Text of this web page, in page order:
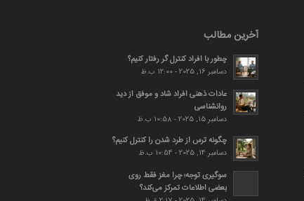
آخرین مطالب
چطور با افراد کنترل گر رفتار کنیم؟
دسامبر 16, 2025 - 12:00 ب.ظ
عادات ذهنی افراد شاد و موفق از دید
روانشناسی
دسامبر 15, 2025 - 10:58 ب.ظ
چگونه ترس از طرد شدن را کنترل کنیم؟
دسامبر 14, 2025 - 10:54 ب.ظ
سوگیری توجه؛ چرا مغز فقط روی
بعضی اطلاعات تمرکز می‌کند؟